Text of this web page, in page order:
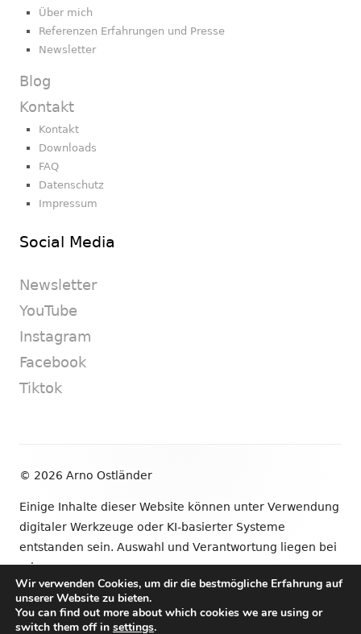
Über mich
Referenzen Erfahrungen und Presse
Newsletter
Blog
Kontakt
Kontakt
Downloads
FAQ
Datenschutz
Impressum
Social Media
Newsletter
YouTube
Instagram
Facebook
Tiktok
© 2026 Arno Ostländer
Einige Inhalte dieser Website können unter Verwendung
digitaler Werkzeuge oder KI-basierter Systeme
entstanden sein. Auswahl und Verantwortung liegen bei
mir.
•VerwendetTiny Framework
Wir verwenden Cookies, um dir die bestmögliche Erfahrung auf
unserer Website zu bieten.
You can find out more about which cookies we are using or
switch them off in settings.